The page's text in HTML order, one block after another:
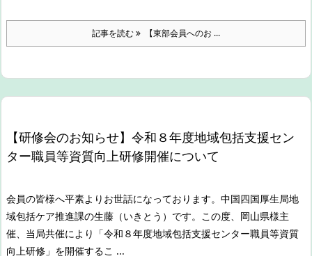
記事を読む 【東部会員へのお ...
【研修会のお知らせ】令和８年度地域包括支援セン
ター職員等資質向上研修開催について
会員の皆様へ平素よりお世話になっております。 中国四国厚生局地
域包括ケア推進課の生藤（いきとう）です。 この度、岡山県様主
催、当局共催により「令和８年度地域包括支援センター職員等資質
向上研修」を開催するこ ...